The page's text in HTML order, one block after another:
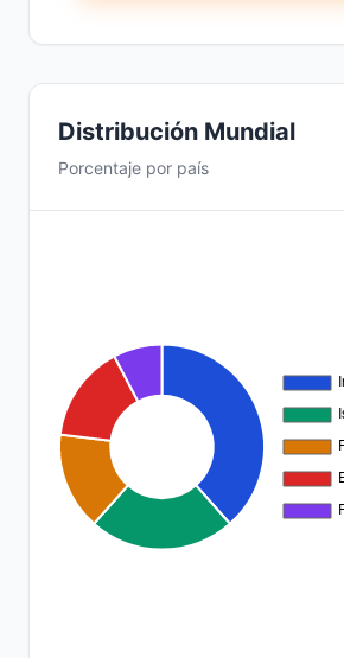
Distribución Mundial
Porcentaje por país